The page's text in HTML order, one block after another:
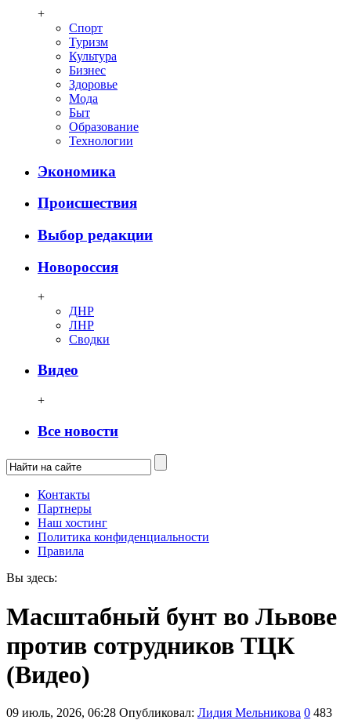
+
Спорт
Туризм
Культура
Бизнес
Здоровье
Мода
Быт
Образование
Технологии
Экономика
Происшествия
Выбор редакции
Новороссия
+
ДНР
ЛНР
Сводки
Видео
+
Все новости
Контакты
Партнеры
Наш хостинг
Политика конфиденциальности
Правила
Вы здесь:
Масштабный бунт во Львове
против сотрудников ТЦК
(Видео)
09 июль, 2026, 06:28 Опубликовал: Лидия Мельникова 0 483